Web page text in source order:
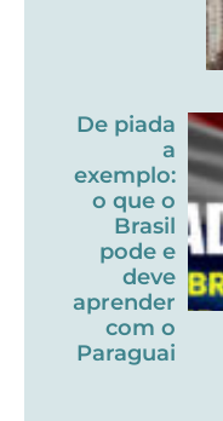
De piada
a
exemplo:
o que o
Brasil
pode e
deve
aprender
com o
Paraguai